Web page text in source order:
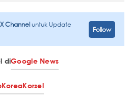
Channeluntuk Update
Follow
diGoogle News
KoreaKorsel